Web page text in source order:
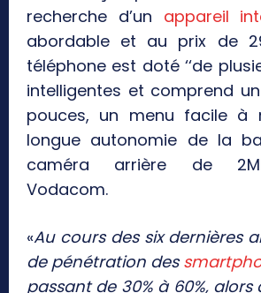
recherche d’un appareil
abordable et au prix de
téléphone est doté ‘‘de
intelligentes et comprend
pouces, un menu facile à
longue autonomie de la
caméra arrière de
Vodacom.
«Au cours des six dernières
de pénétration des
passant de 30% à 60%, alors